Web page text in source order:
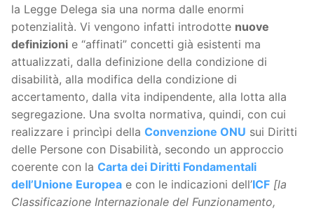
la Legge Delega sia una norma dalle enormi
potenzialità. Vi vengono infatti introdotte nuove
definizioni e “affinati” concetti già esistenti ma
attualizzati, dalla definizione della condizione di
disabilità, alla modifica della condizione di
accertamento, dalla vita indipendente, alla lotta alla
segregazione. Una svolta normativa, quindi, con cui
realizzare i princìpi della Convenzione ONU sui Diritti
delle Persone con Disabilità, secondo un approccio
coerente con la Carta dei Diritti Fondamentali
dell’Unione Europea e con le indicazioni dell’ICF [la
Classificazione Internazionale del Funzionamento,